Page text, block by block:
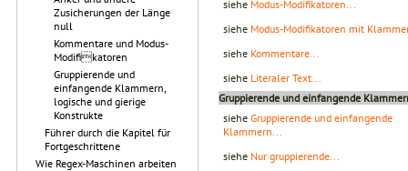
Zusicherungen der Länge
null
Kommentare und Modus-
Modifikatoren
Gruppierende und
einfangende Klammern,
logische und gierige
Konstrukte
Führer durch die Kapitel für
Fortgeschrittene
Wie Regex-Maschinen arbeiten
siehe Modus-Modifikatoren...
siehe Modus-Modifikatoren mit
siehe Kommentare...
siehe Literaler Text...
Gruppierende und einfangende
siehe Gruppierende und einfangende
Klammern...
siehe Nur gruppierende...